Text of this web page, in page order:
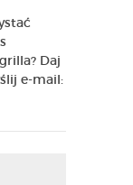
Daj
e-mail: